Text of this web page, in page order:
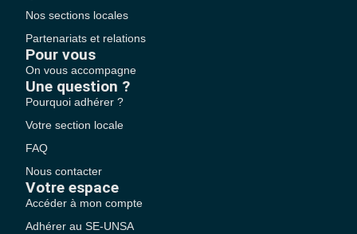
Nos sections locales
Partenariats et relations
Pour vous
On vous accompagne
Une question ?
Pourquoi adhérer ?
Votre section locale
FAQ
Nous contacter
Votre espace
Accéder à mon compte
Adhérer au SE-UNSA